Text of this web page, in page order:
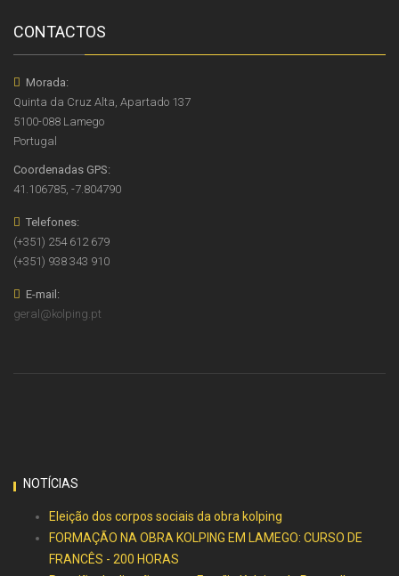
CONTACTOS
Morada:
Quinta da Cruz Alta, Apartado 137
5100-088 Lamego
Portugal
Coordenadas GPS:
41.106785, -7.804790
Telefones:
(+351) 254 612 679
(+351) 938 343 910
E-mail:
geral@kolping.pt
NOTÍCIAS
Eleição dos corpos sociais da obra kolping
FORMAÇÃO NA OBRA KOLPING EM LAMEGO: CURSO DE
FRANCÊS - 200 HORAS